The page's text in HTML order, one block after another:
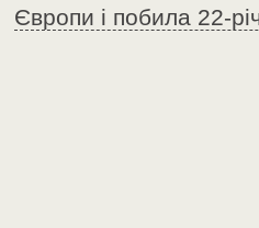
Європи і побила 22-